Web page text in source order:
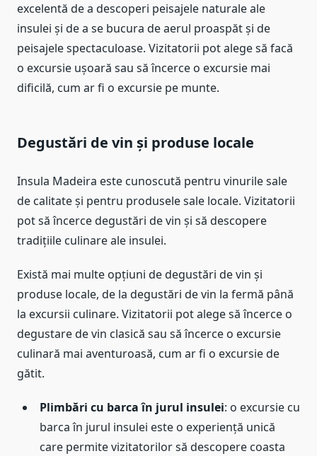
excelentă de a descoperi peisajele naturale ale
insulei și de a se bucura de aerul proaspăt și de
peisajele spectaculoase. Vizitatorii pot alege să facă
o excursie ușoară sau să încerce o excursie mai
dificilă, cum ar fi o excursie pe munte.
Degustări de vin și produse locale
Insula Madeira este cunoscută pentru vinurile sale
de calitate și pentru produsele sale locale. Vizitatorii
pot să încerce degustări de vin și să descopere
tradițiile culinare ale insulei.
Există mai multe opțiuni de degustări de vin și
produse locale, de la degustări de vin la fermă până
la excursii culinare. Vizitatorii pot alege să încerce o
degustare de vin clasică sau să încerce o excursie
culinară mai aventuroasă, cum ar fi o excursie de
gătit.
Plimbări cu barca în jurul insulei: o excursie cu
barca în jurul insulei este o experiență unică
care permite vizitatorilor să descopere coasta